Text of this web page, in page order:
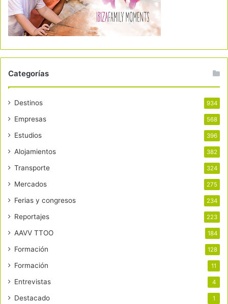
Categorías
Destinos 934
Empresas 568
Estudios 396
Alojamientos 382
Transporte 324
Mercados 275
Ferias y congresos 234
Reportajes 223
AAVV TTOO 184
Formación 128
Formación 11
Entrevistas 4
Destacado 1